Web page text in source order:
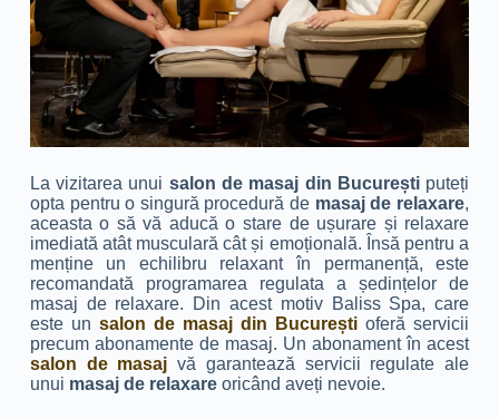
La vizitarea unui salon de masaj din Bucureștiputeți
opta pentru o singură procedură de masaj de relaxare,
aceasta o să vă aducă o stare de ușurare și relaxare
imediată atât musculară cât și emoțională. Însă pentru a
menține un echilibru relaxant în permanență, este
recomandată programarea regulata a ședințelor de
masaj de relaxare. Din acest motiv Baliss Spa, care
este un salon de masaj din București oferă servicii
precum abonamente de masaj. Un abonament în acest
salon de masaj vă garantează servicii regulate ale
unui masaj de relaxareoricând aveți nevoie.